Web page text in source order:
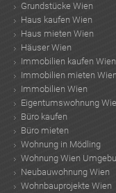
Grundstücke Wien
Haus kaufen Wien
Haus mieten Wien
Häuser Wien
Immobilien kaufen Wien
Immobilien mieten Wien
Immobilien Wien
Eigentumswohnung
Büro kaufen
Büro mieten
Wohnung in Mödling
Wohnung Wien
Neubauwohnung Wien
Wohnbauprojekte Wien